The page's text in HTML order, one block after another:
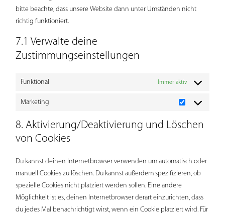
bitte beachte, dass unsere Website dann unter Umständen nicht
richtig funktioniert.
7.1 Verwalte deine
Zustimmungseinstellungen
Funktional Immer aktiv
Marketing Marketing
8. Aktivierung/Deaktivierung und Löschen
von Cookies
Du kannst deinen Internetbrowser verwenden um automatisch oder
manuell Cookies zu löschen. Du kannst außerdem spezifizieren, ob
spezielle Cookies nicht platziert werden sollen. Eine andere
Möglichkeit ist es, deinen Internetbrowser derart einzurichten, dass
du jedes Mal benachrichtigt wirst, wenn ein Cookie platziert wird. Für